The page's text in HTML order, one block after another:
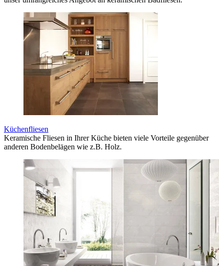
Küchenfliesen
Keramische Fliesen in Ihrer Küche bieten viele Vorteile gegenüber
anderen Bodenbelägen wie z.B. Holz.